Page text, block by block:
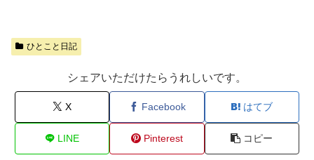
ひとこと日記
シェアいただけたらうれしいです。
X Facebook はてブ
LINE Pinterest コピー